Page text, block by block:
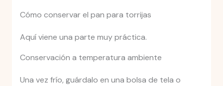
Cómo conservar el pan para torrijas
Aquí viene una parte muy práctica.
Conservación a temperatura ambiente
Una vez frío, guárdalo en una bolsa de tela o